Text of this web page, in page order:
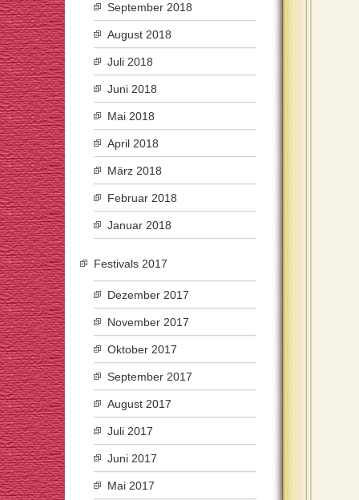
September 2018
August 2018
Juli 2018
Juni 2018
Mai 2018
April 2018
März 2018
Februar 2018
Januar 2018
Festivals 2017
Dezember 2017
November 2017
Oktober 2017
September 2017
August 2017
Juli 2017
Juni 2017
Mai 2017